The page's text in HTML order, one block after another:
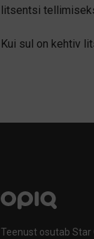
litsentsi
Kui sul on kehtiv
Teenust osutab Star